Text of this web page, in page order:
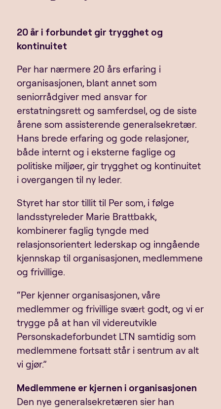
20 år i forbundet gir trygghet og
kontinuitet
Per har nærmere 20 års erfaring i
organisasjonen, blant annet som
seniorrådgiver med ansvar for
erstatningsrett og samferdsel, og de siste
årene som assisterende generalsekretær.
Hans brede erfaring og gode relasjoner,
både internt og i eksterne faglige og
politiske miljøer, gir trygghet og kontinuitet
i overgangen til ny leder.
Styret har stor tillit til Per som, i følge
landsstyreleder Marie Brattbakk,
kombinerer faglig tyngde med
relasjonsorientert lederskap og inngående
kjennskap til organisasjonen, medlemmene
og frivillige.
“Per kjenner organisasjonen, våre
medlemmer og frivillige svært godt, og vi er
trygge på at han vil videreutvikle
Personskadeforbundet LTN samtidig som
medlemmene fortsatt står i sentrum av alt
vi gjør.”
Medlemmene er kjernen i organisasjonen
Den nye generalsekretæren sier han